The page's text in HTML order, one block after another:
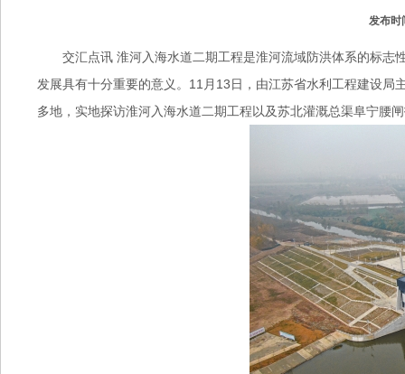
发布时
交汇点讯 淮河入海水道二期工程是淮河流域防洪体系的标
发展具有十分重要的意义。11月13日，由江苏省水利工程建设局
多地，实地探访淮河入海水道二期工程以及苏北灌溉总渠阜宁腰